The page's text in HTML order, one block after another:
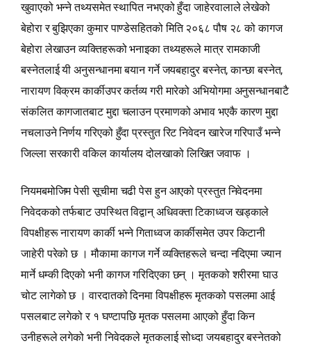
खुवाएको भन्‍ने तथ्यसमेत स्थापित नभएको हुँदा जाहेरवालाले लेखेको
बेहोरा र बुझिएका कुमार पाण्डेसहितको मिति २०६८ पौष २८ को कागज
बेहोरा लेखाउन व्यक्तिहरूको भनाइका तथ्यहरूले मात्र रामकाजी
बस्नेतलाई यी अनुसन्धानमा बयान गर्ने जयबहादुर बस्नेत, कान्छा बस्नेत,
नारायण विक्रम कार्कीउपर कर्तव्य गरी मारेको अभियोगमा अनुसन्धानबाटै
संकलित कागजातबाट मुद्दा चलाउन प्रमाणको अभाव भएकै कारण मुद्दा
नचलाउने निर्णय गरिएको हुँदा प्रस्तुत रिट निवेदन खारेज गरिपाउँ भन्‍ने
जिल्ला सरकारी वकिल कार्यालय दोलखाको लिखित जवाफ ।
नियमबमोजिम पेसी सूचीमा चढी पेस हुन आएको प्रस्तुत निवेदनमा
निवेदकको तर्फबाट उपस्थित विद्वान्‌ अधिवक्ता टिकाध्वज खड्काले
विपक्षीहरू नारायण कार्की भन्‍ने गिताध्वज कार्कीसमेत उपर किटानी
जाहेरी परेको छ । मौकामा कागज गर्ने व्यक्तिहरूले चन्दा नदिएमा ज्यान
मार्ने धम्की दिएको भनी कागज गरिदिएका छन् । मृतकको शरीरमा घाउ
चोट लागेको छ । वारदातको दिनमा विपक्षीहरू मृतकको पसलमा आई
पसलबाट लगेको र १ घण्टापछि मृतक पसलमा आएको हुँदा किन
उनीहरूले लगेको भनी निवेदकले मृतकलाई सोध्दा जयबहादुर बस्नेतको